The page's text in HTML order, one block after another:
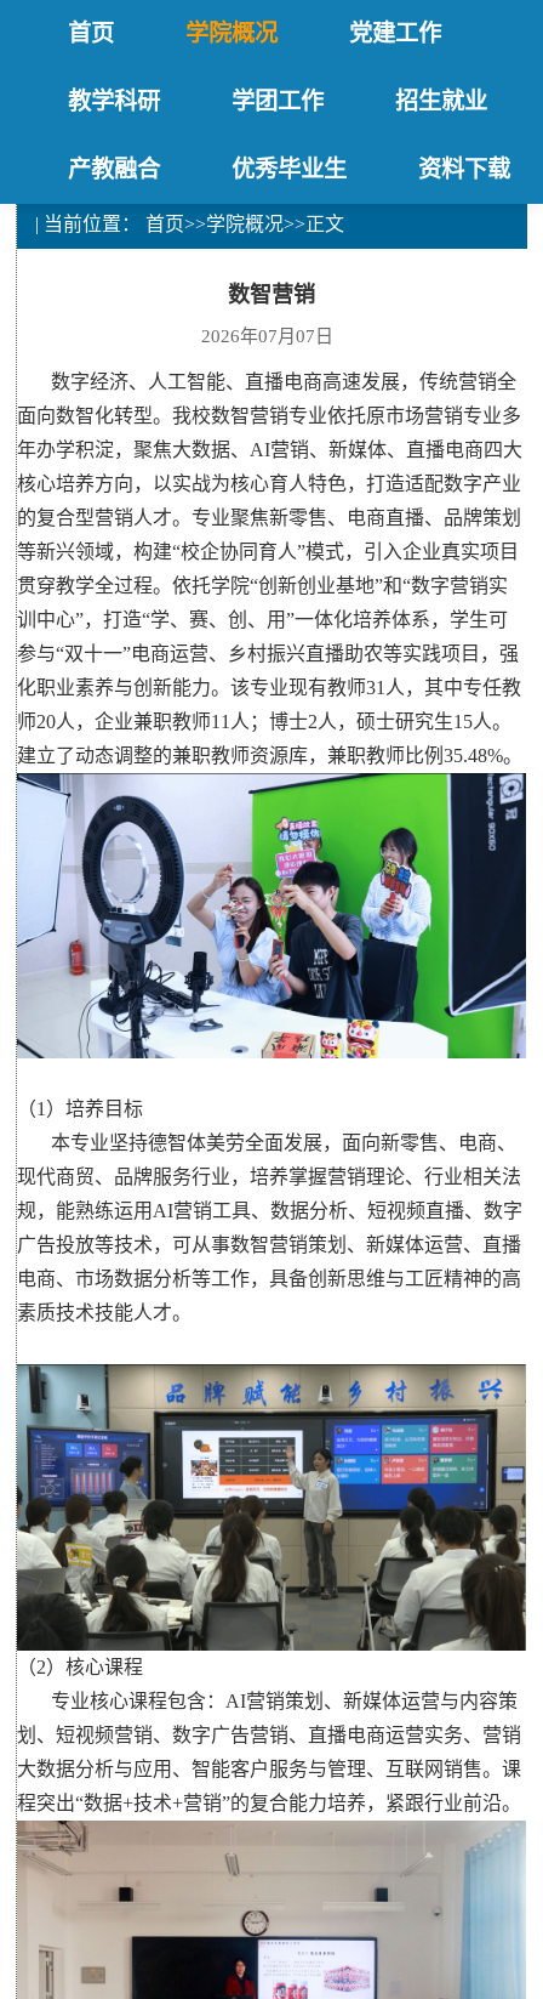
首页 学院概况 党建工作
教学科研 学团工作 招生就业
产教融合 优秀毕业生 资料下载
| 当前位置：首页>>学院概况>>正文
数智营销
2026年07月07日
数字经济、人工智能、直播电商高速发展，传统营销全
面向数智化转型。我校数智营销专业依托原市场营销专业多
年办学积淀，聚焦大数据、AI营销、新媒体、直播电商四大
核心培养方向，以实战为核心育人特色，打造适配数字产业
的复合型营销人才。专业聚焦新零售、电商直播、品牌策划
等新兴领域，构建“校企协同育人”模式，引入企业真实项目
贯穿教学全过程。依托学院“创新创业基地”和“数字营销实
训中心”，打造“学、赛、创、用”一体化培养体系，学生可
参与“双十一”电商运营、乡村振兴直播助农等实践项目，强
化职业素养与创新能力。该专业现有教师31人，其中专任教
师20人，企业兼职教师11人；博士2人，硕士研究生15人。
建立了动态调整的兼职教师资源库，兼职教师比例35.48%。
（1）培养目标
本专业坚持德智体美劳全面发展，面向新零售、电商、
现代商贸、品牌服务行业，培养掌握营销理论、行业相关法
规，能熟练运用AI营销工具、数据分析、短视频直播、数字
广告投放等技术，可从事数智营销策划、新媒体运营、直播
电商、市场数据分析等工作，具备创新思维与工匠精神的高
素质技术技能人才。
（2）核心课程
专业核心课程包含：AI营销策划、新媒体运营与内容策
划、短视频营销、数字广告营销、直播电商运营实务、营销
大数据分析与应用、智能客户服务与管理、互联网销售。课
程突出“数据+技术+营销”的复合能力培养，紧跟行业前沿。